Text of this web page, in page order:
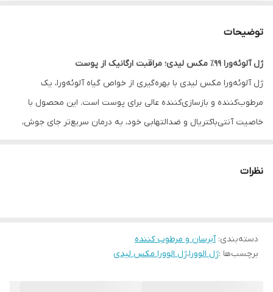
توضیحات
ژل آلوئه‌ورا ۹۹٪ مکس لیدی؛ مراقبت ارگانیک از پوست
ژل آلوئه‌ورا مکس لیدی با بهره‌گیری از خواص گیاه آلوئه‌ورا، یک
مرطوب‌کننده و بازسازی‌کننده عالی برای پوست است. این محصول با
خاصیت آنتی‌باکتریال و ضدالتهابی خود، به درمان سریع‌تر جای جوش،
تسریع روند ترمیم بافت‌های آسیب‌دیده.
کمک به تنظیم چربی پوست و جلوگیری از ایجاد جوش.
نظرات
دسته‌بندی:آبرسان و مرطوب کننده
برچسب‌ها :ژل الوورا،ژل الوورا مکس لیدی